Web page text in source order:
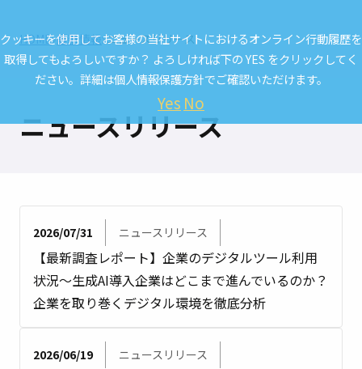
HOME 最新情報 ニュースリリース
ニュースリリース
2026/07/31 ニュースリリース
【最新調査レポート】企業のデジタルツール利用
状況～生成AI導入企業はどこまで進んでいるのか？
企業を取り巻くデジタル環境を徹底分析
2026/06/19 ニュースリリース
クッキーを使用してお客様の当社サイトにおけるオンライン行動履歴を
取得してもよろしいですか？ よろしければ下の YES をクリックしてく
ださい。詳細は個人情報保護方針でご確認いただけます。
Yes No